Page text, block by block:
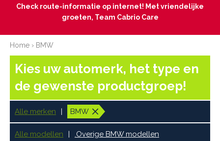
Check route-informatie op internet! Met vriendelijke
groeten, Team Cabrio Care
Home › BMW
Kies uw automerk, het type en
de gewenste productgroep!
Alle merken BMW
Alle modellen
.Overige BMW modellen